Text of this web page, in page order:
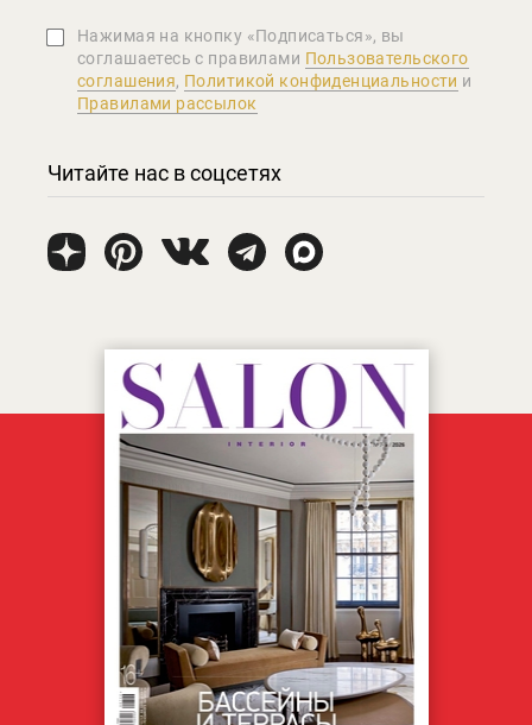
Нажимая на кнопку «Подписаться», вы
соглашаетеcь с правилами Пользовательского
соглашения, Политикой конфиденциальности и
Правилами рассылок
Читайте нас в соцсетях